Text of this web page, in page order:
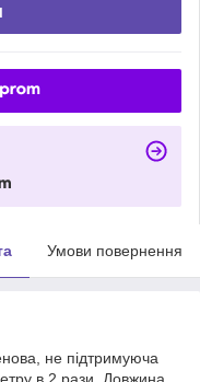
Умови повернення
не підтримуюча
в 2 рази. Довжина